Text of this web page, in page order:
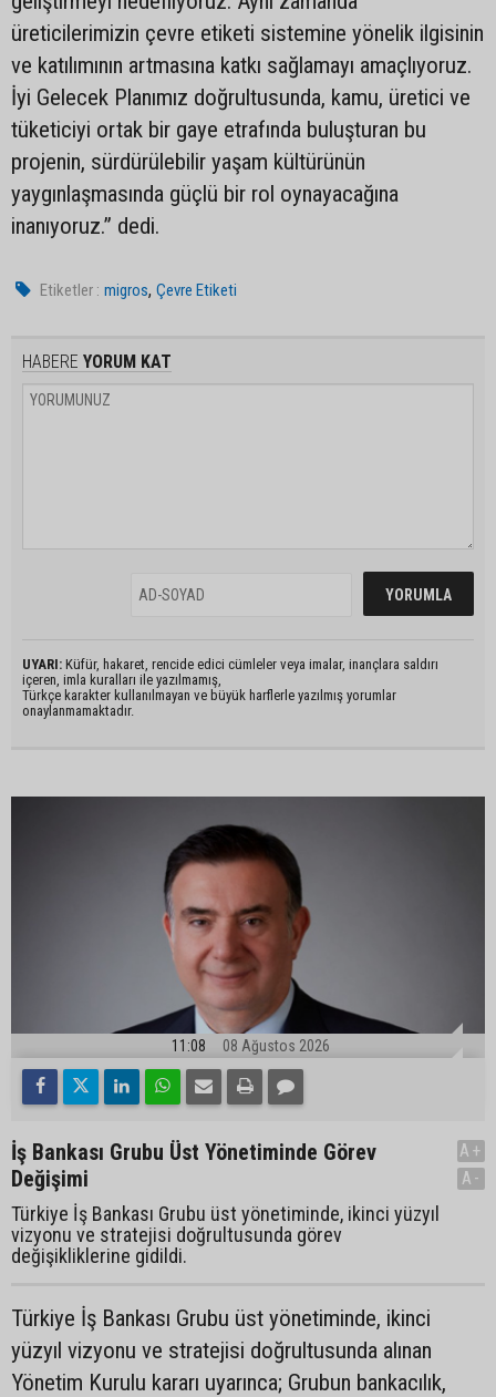
üreticilerimizin çevre etiketi sistemine yönelik ilgisinin
ve katılımının artmasına katkı sağlamayı amaçlıyoruz.
İyi Gelecek Planımız doğrultusunda, kamu, üretici ve
tüketiciyi ortak bir gaye etrafında buluşturan bu
projenin, sürdürülebilir yaşam kültürünün
yaygınlaşmasında güçlü bir rol oynayacağına
inanıyoruz.” dedi.
Etiketler : migros,Çevre Etiketi
HABERE YORUM KAT
UYARI: Küfür, hakaret, rencide edici cümleler veya imalar, inançlara saldırı
içeren, imla kuralları ile yazılmamış,
Türkçe karakter kullanılmayan ve büyük harflerle yazılmış yorumlar
onaylanmamaktadır.
11:08 08 Ağustos 2026
İş Bankası Grubu Üst Yönetiminde Görev
Değişimi
Türkiye İş Bankası Grubu üst yönetiminde, ikinci yüzyıl
vizyonu ve stratejisi doğrultusunda görev
değişikliklerine gidildi.
A+
A-
Türkiye İş Bankası Grubu üst yönetiminde, ikinci
yüzyıl vizyonu ve stratejisi doğrultusunda alınan
Yönetim Kurulu kararı uyarınca; Grubun bankacılık,